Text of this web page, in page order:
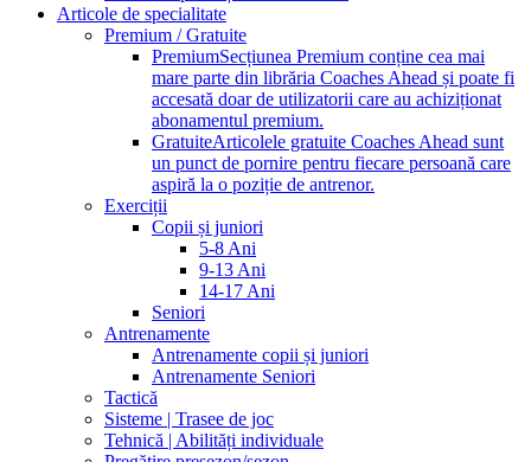
Articole de specialitate
Premium / Gratuite
PremiumSecțiunea Premium conține cea mai
mare parte din librăria Coaches Ahead și poate fi
accesată doar de utilizatorii care au achiziționat
abonamentul premium.
GratuiteArticolele gratuite Coaches Ahead sunt
un punct de pornire pentru fiecare persoană care
aspiră la o poziție de antrenor.
Exerciții
Copii și juniori
5-8 Ani
9-13 Ani
14-17 Ani
Seniori
Antrenamente
Antrenamente copii și juniori
Antrenamente Seniori
Tactică
Sisteme | Trasee de joc
Tehnică | Abilități individuale